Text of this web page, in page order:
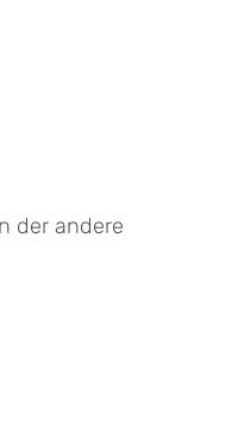
der andere